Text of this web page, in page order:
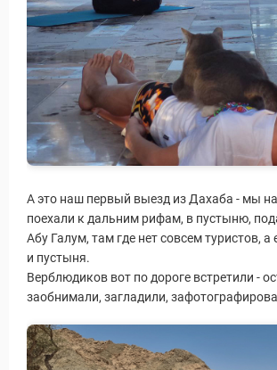
А это наш первый выезд из Дахаба - мы
поехали к дальним рифам, в пустыню,
Абу Галум, там где нет совсем туристов, а
и пустыня.
Верблюдиков вот по дороге встретили -
заобнимали, загладили,